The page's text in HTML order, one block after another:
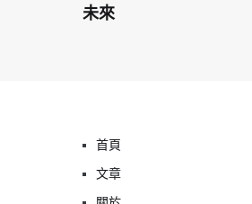
未來
首頁
文章